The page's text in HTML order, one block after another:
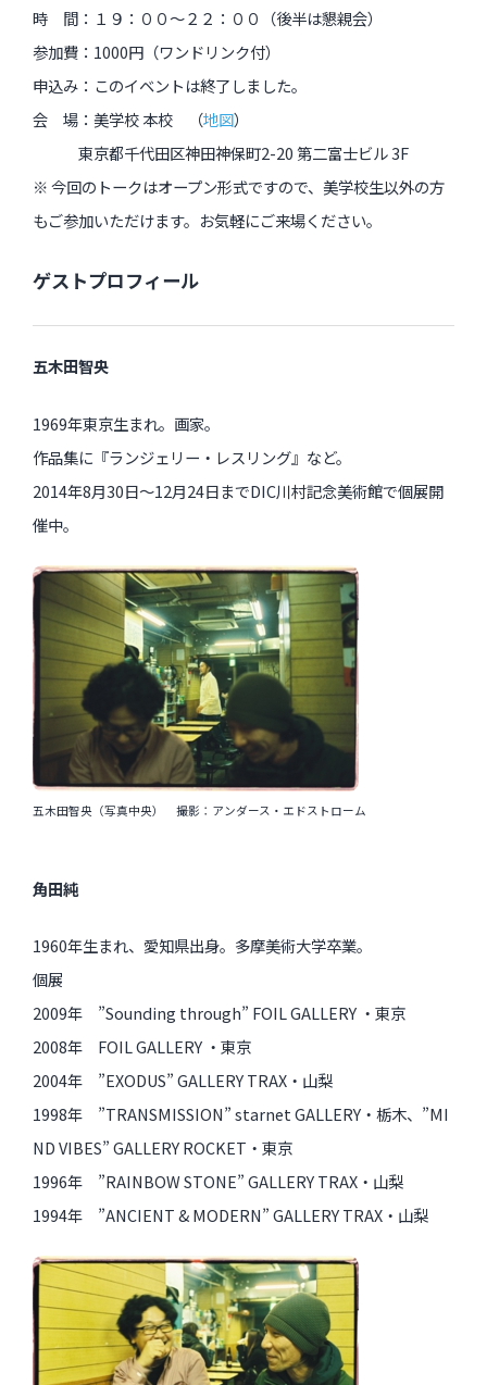
全ての記事ページ
時 間：１９：００〜２２：００（後半は懇親会）
参加費：1000円（ワンドリンク付）
申込み：このイベントは終了しました。
会 場：美学校 本校 （地図）
東京都千代田区神田神保町2-20 第二富士ビル 3F
※ 今回のトークはオープン形式ですので、美学校生以外の方
もご参加いただけます。お気軽にご来場ください。
ゲストプロフィール
五木田智央
1969年東京生まれ。画家。
作品集に『ランジェリー・レスリング』など。
2014年8月30日～12月24日までDIC川村記念美術館で個展開
催中。
五木田智央（写真中央） 撮影：アンダース・エドストローム
角田純
1960年生まれ、愛知県出身。多摩美術大学卒業。
個展
2009年 ”Sounding through” FOIL GALLERY ・東京
2008年 FOIL GALLERY ・東京
2004年 ”EXODUS” GALLERY TRAX・山梨
1998年 ”TRANSMISSION” starnet GALLERY・栃木、”MI
ND VIBES” GALLERY ROCKET・東京
1996年 ”RAINBOW STONE” GALLERY TRAX・山梨
1994年 ”ANCIENT & MODERN” GALLERY TRAX・山梨